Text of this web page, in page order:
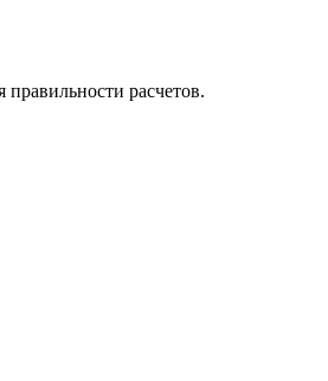
расчетов.